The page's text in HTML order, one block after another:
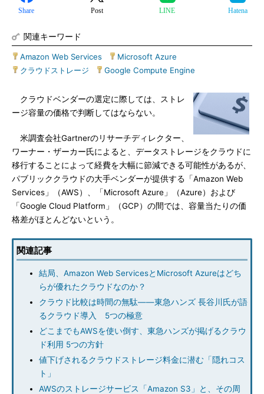
Share Post LINE Hatena
関連キーワード
Amazon Web Services Microsoft Azure
クラウドストレージ
Google Compute Engine
クラウドベンダーの選定に際しては、ストレ
ージ容量の価格で判断してはならない。
米調査会社Gartnerのリサーチディレクター、
ワーナー・ザーカー氏によると、データストレージをクラウドに
移行することによって経費を大幅に節減できる可能性があるが、
パブリッククラウドの大手ベンダーが提供する「Amazon Web
Services」（AWS）、「Microsoft Azure」（Azure）および
「Google Cloud Platform」（GCP）の間では、容量当たりの価
格差がほとんどないという。
関連記事
結局、Amazon Web ServicesとMicrosoft Azureはどち
らが優れたクラウドなのか？
クラウド比較は時間の無駄――東急ハンズ 長谷川氏が語
るクラウド導入 5つの極意
どこまでもAWSを使い倒す、東急ハンズが掲げるクラウ
ド利用 5つの方針
値下げされるクラウドストレージ料金に潜む「隠れコス
ト」
AWSのストレージサービス「Amazon S3」と、その周